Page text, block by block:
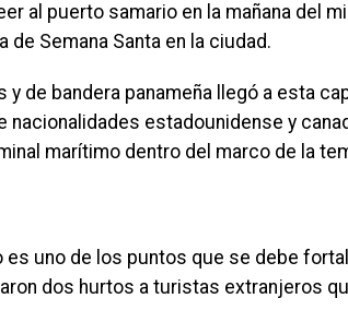
al puerto samario en la mañana del
Semana Santa en la ciudad.
y de bandera panameña llegó a esta
estadounidense y
marítimo dentro del marco de la
es uno de los puntos que se debe
dos hurtos a turistas extranjeros